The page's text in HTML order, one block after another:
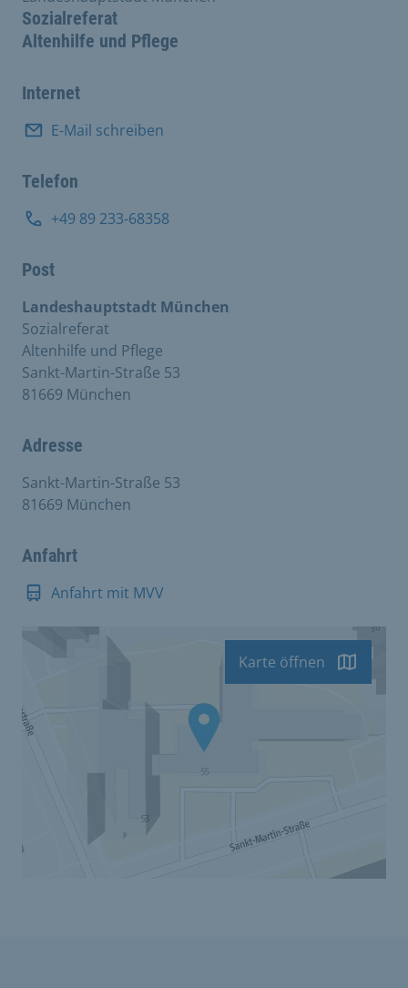
Sozialreferat
Altenhilfe und Pflege
Internet
E-Mail schreiben
Telefon
+49 89 233-68358
Post
Landeshauptstadt München
Sozialreferat
Altenhilfe und Pflege
Sankt-Martin-Straße 53
81669 München
Adresse
Sankt-Martin-Straße 53
81669 München
Anfahrt
Anfahrt mit MVV
Karte öffnen